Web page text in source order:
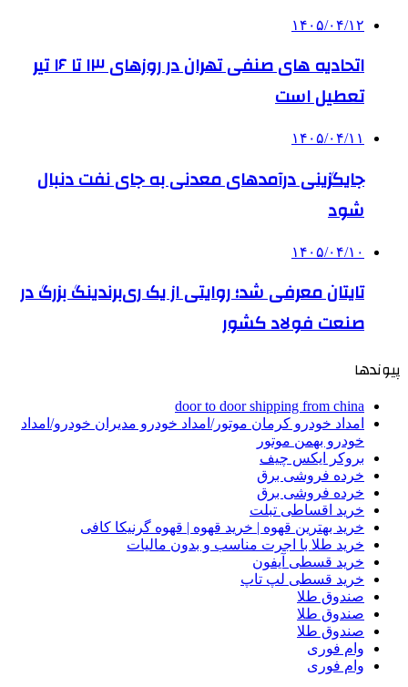
۱۴۰۵/۰۴/۱۲
اتحادیه های صنفی تهران در روزهای ۱۳ تا ۱۶ تیر
تعطیل است
۱۴۰۵/۰۴/۱۱
جایگزینی درآمدهای معدنی به جای نفت دنبال
شود
۱۴۰۵/۰۴/۱۰
تایتان معرفی شد؛ روایتی از یک ری‌برندینگ بزرگ در
صنعت فولاد کشور
پیوندها
door to door shipping from china
امداد خودرو کرمان موتور/امداد خودرو مدیران خودرو/امداد
خودرو بهمن موتور
بروکر ایکس چیف
خرده فروشی برق
خرده فروشی برق
خرید اقساطی تبلت
خرید بهترین قهوه | خرید قهوه | قهوه گرنیکا کافی
خرید طلا با اجرت مناسب و بدون مالیات
خرید قسطی آیفون
خرید قسطی لپ تاپ
صندوق طلا
صندوق طلا
صندوق طلا
وام فوری
وام فوری